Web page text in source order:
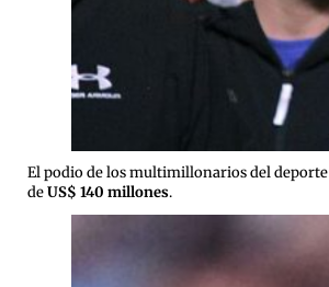
El podio de los multimillonarios del
de US$ 140 millones.